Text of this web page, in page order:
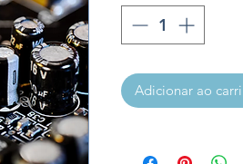
Adicionar ao